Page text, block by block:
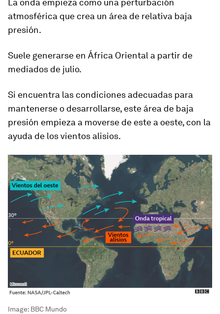
La onda empieza como una perturbación
atmosférica que crea un área de relativa baja
presión.
Suele generarse en África Oriental a partir de
mediados de julio.
Si encuentra las condiciones adecuadas para
mantenerse o desarrollarse, este área de baja
presión empieza a moverse de este a oeste, con la
ayuda de los vientos alisios.
Image: BBC Mundo